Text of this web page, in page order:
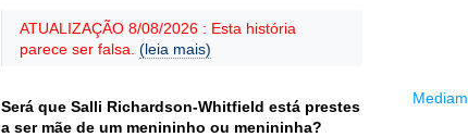
ATUALIZAÇÃO 8/08/2026 : Esta história
parece ser falsa. (leia mais)
Será que Salli Richardson-Whitfield está prestes
a ser mãe de um menininho ou menininha?